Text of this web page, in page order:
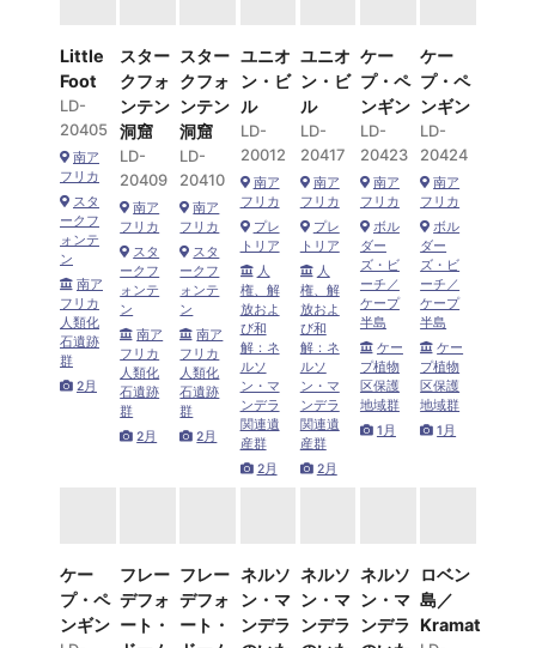
Little
Foot
LD-
20405
南ア
フリカ
スタ
ークフ
ォンテ
ン
南ア
フリカ
人類化
石遺跡
群
2月
スター
クフォ
ンテン
洞窟
LD-
20409
南ア
フリカ
スタ
ークフ
ォンテ
ン
南ア
フリカ
人類化
石遺跡
群
2月
スター
クフォ
ンテン
洞窟
LD-
20410
南ア
フリカ
スタ
ークフ
ォンテ
ン
南ア
フリカ
人類化
石遺跡
群
2月
ユニオ
ン・ビ
ル
LD-
20012
南ア
フリカ
プレ
トリア
人
権、解
放およ
び和
解：ネ
ルソ
ン・マ
ンデラ
関連遺
産群
2月
ユニオ
ン・ビ
ル
LD-
20417
南ア
フリカ
プレ
トリア
人
権、解
放およ
び和
解：ネ
ルソ
ン・マ
ンデラ
関連遺
産群
2月
ケー
プ・ペ
ンギン
LD-
20423
南ア
フリカ
ボル
ダー
ズ・ビ
ーチ／
ケープ
半島
ケー
プ植物
区保護
地域群
1月
ケー
プ・ペ
ンギン
LD-
20424
南ア
フリカ
ボル
ダー
ズ・ビ
ーチ／
ケープ
半島
ケー
プ植物
区保護
地域群
1月
ケー
プ・ペ
ンギン
フレー
デフォ
ート・
フレー
デフォ
ート・
ネルソ
ン・マ
ンデラ
ネルソ
ン・マ
ンデラ
ネルソ
ン・マ
ンデラ
ロベン
島／
Kramat